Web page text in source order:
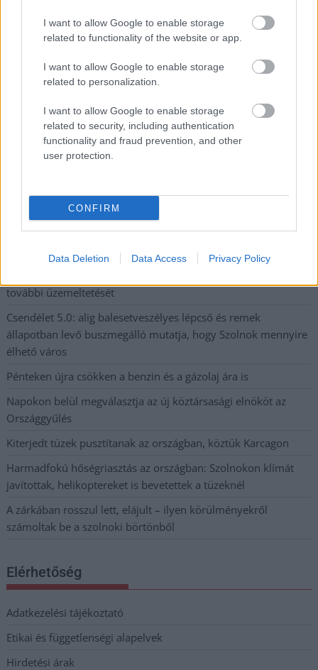
I want to allow Google to enable storage
related to functionality of the website or app.
I want to allow Google to enable storage
related to personalization.
I want to allow Google to enable storage
related to security, including authentication
functionality and fraud prevention, and other
user protection.
CONFIRM
Data Deletion Data Access Privacy Policy
kiskereskedelemben
kerékpárgyár dolgozóinak megsegítéséről
41 fok fölé forrósodott az ország, Szolnokon pedig egy másik
rekord is megdőlt
Egy telefonhívást akart, végül rendőrök vitték el a mezőtúri
munkáltatói jogaikat
Sok volt az igazolatlan hiányzás, Pócs János fizetéslevonást
kapott, más fideszesek még kevesebbet vittek haza
további üzemeltetését
Csendélet 5.0: alig balesetveszélyes lépcső és remek
állapotban levő buszmegálló mutatja, hogy Szolnok mennyire
élhető város
Pénteken újra csökken a benzin és a gázolaj ára is
Napokon belül megválasztja az új köztársasági elnököt az
Országgyűlés
Kiterjedt tüzek pusztítanak az országban, köztük Karcagon
Harmadfokú hőségriasztás az országban: Szolnokon klímát
javítottak, helikoptereket is bevetettek a tüzeknél
A zárkában rosszul lett, elájult – ilyen körülményekről
számoltak be a szolnoki börtönből
Elérhetőség
Adatkezelési tájékoztató
Etikai és függetlenségi alapelvek
Hirdetési árak